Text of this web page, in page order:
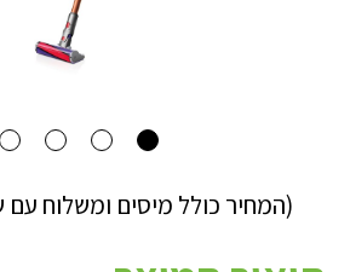
(המחיר כולל מיסים ומשלוח